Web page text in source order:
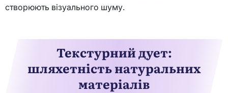
створюють візуального шуму.
Текстурний дует:
шляхетність натуральних
матеріалів